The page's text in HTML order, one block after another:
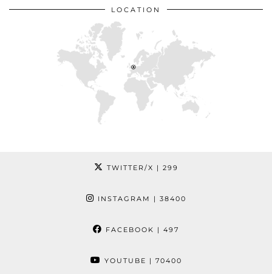
LOCATION
TWITTER/X | 299
INSTAGRAM | 38400
FACEBOOK | 497
YOUTUBE | 70400